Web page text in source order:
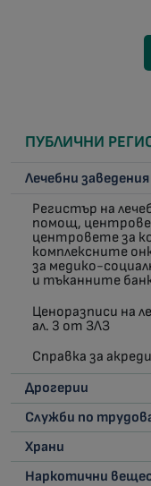
ПУБЛИЧНИ
Лечебни заведения
Регистър на
помощ,
центровете за
комплексните
за медико-
и тъканните
Ценоразписи на
ал. 3 от ЗЛЗ
Справка за
Дрогерии
Служби по
Храни
Наркотични